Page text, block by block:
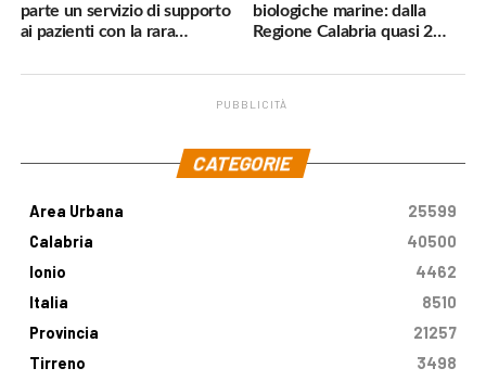
parte un servizio di supporto
ai pazienti con la rara
biologiche marine: dalla
Regione Calabria quasi 2
PUBBLICITÀ
CATEGORIE
Area Urbana
25599
Calabria
40500
Ionio
4462
Italia
8510
Provincia
21257
Tirreno
3498